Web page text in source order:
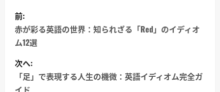
投
稿
ナ
ビ
前:
赤が彩る英語の世界：知られざる「Red」のイディオ
ム12選
次へ:
「足」で表現する人生の機微：英語イディオム完全ガ
イド